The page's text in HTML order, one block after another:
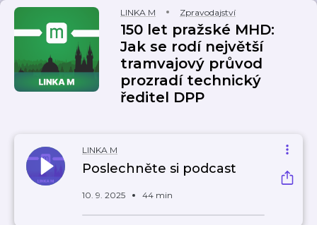
LINKA M Zpravodajství
150 let pražské MHD:
Jak se rodí největší
tramvajový průvod
prozradí technický
ředitel DPP
LINKA M
Poslechněte si podcast
10. 9. 2025 44 min